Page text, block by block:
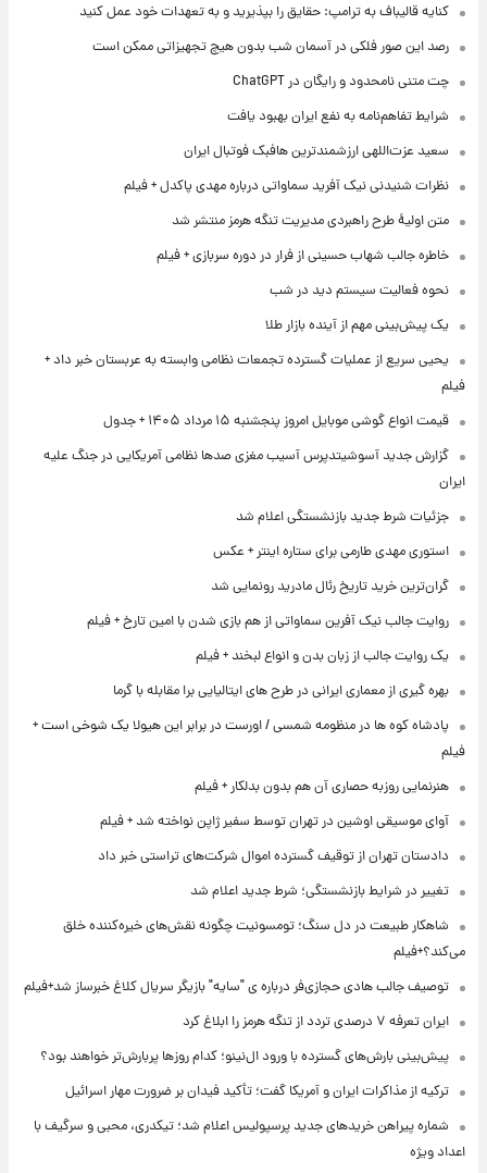
کنایه قالیباف به ترامپ: حقایق را بپذیرید و به تعهدات خود عمل کنید
رصد این صور فلکی در آسمان شب بدون هیچ تجهیزاتی ممکن است
چت متنی نامحدود و رایگان در ChatGPT
شرایط تفاهم‌نامه به نفع ایران بهبود یافت
سعید عزت‌اللهی ارزشمندترین هافبک فوتبال ایران
نظرات شنیدنی نیک آفرید سماواتی درباره مهدی پاکدل + فیلم
متن اولیۀ طرح راهبردی مدیریت تنگه هرمز منتشر شد
خاطره جالب شهاب حسینی از فرار در دوره سربازی + فیلم
نحوه فعالیت سیستم دید در شب
یک پیش‌بینی مهم از آینده بازار طلا
یحیی سریع از عملیات گسترده تجمعات نظامی وابسته به عربستان خبر داد +
فیلم
قیمت انواع گوشی موبایل امروز پنجشنبه ۱۵ مرداد ۱۴۰۵ + جدول
گزارش جدید آسوشیتدپرس آسیب مغزی صدها نظامی آمریکایی در جنگ علیه
ایران
جزئیات شرط جدید بازنشستگی اعلام شد
استوری مهدی طارمی برای ستاره اینتر + عکس
گران‌ترین خرید تاریخ رئال مادرید رونمایی شد
روایت جالب نیک آفرین سماواتی از هم بازی شدن با امین تارخ + فیلم
یک روایت جالب از زبان بدن و انواع لبخند + فیلم
بهره گیری از معماری ایرانی در طرح های ایتالیایی برا مقابله با گرما
پادشاه کوه ها در منظومه شمسی / اورست در برابر این هیولا یک شوخی است +
فیلم
هنرنمایی روزبه حصاری آن هم بدون بدلکار + فیلم
آوای موسیقی اوشین در تهران توسط سفیر ژاپن نواخته شد + فیلم
دادستان تهران از توقیف گسترده اموال شرکت‌های تراستی خبر داد
تغییر در شرایط بازنشستگی؛ شرط جدید اعلام شد
شاهکار طبیعت در دل سنگ؛ تومسونیت چگونه نقش‌های خیره‌کننده خلق
می‌کند؟+فیلم
توصیف جالب هادی حجازی‌فر درباره ی "سایه" بازیگر سریال کلاغ خبرساز شد+فیلم
ایران تعرفه ۷ درصدی تردد از تنگه هرمز را ابلاغ کرد
پیش‌بینی بارش‌های گسترده با ورود ال‌نینو؛ کدام روزها پربارش‌تر خواهند بود؟
ترکیه از مذاکرات ایران و آمریکا گفت؛ تأکید فیدان بر ضرورت مهار اسرائیل
شماره پیراهن خریدهای جدید پرسپولیس اعلام شد؛ تیکدری، محبی و سرگیف با
اعداد ویژه